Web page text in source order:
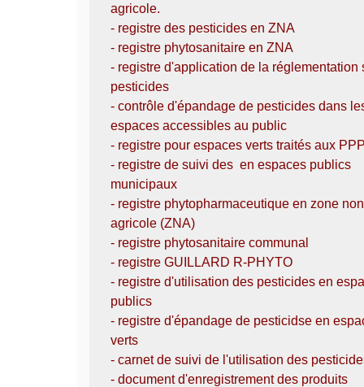
agricole.
- registre des pesticides en ZNA
- registre phytosanitaire en ZNA
- registre d'application de la réglementation
pesticides
- contrôle d'épandage de pesticides dans
espaces accessibles au public
- registre pour espaces verts traités aux
- registre de suivi des en espaces publics
municipaux
- registre phytopharmaceutique en zone non
agricole (ZNA)
- registre phytosanitaire communal
- registre GUILLARD R-PHYTO
- registre d'utilisation des pesticides en
publics
- registre d'épandage de pesticidse en
verts
- carnet de suivi de l'utilisation des
- document d'enregistrement des produits